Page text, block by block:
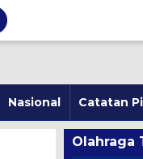
Nasional Catatan
Olahraga